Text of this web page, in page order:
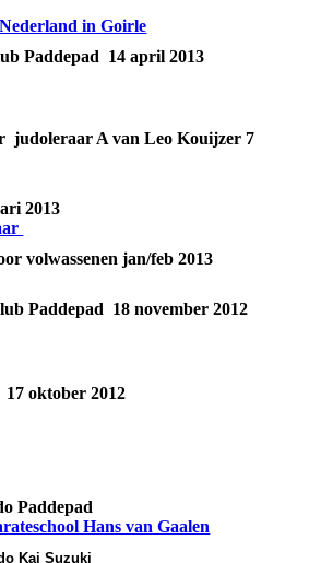
in Goirle
Paddepad 14 april 2013
judoleraar A van Leo Kouijzer 7
2013
volwassenen jan/feb 2013
Paddepad 18 november 2012
oktober 2012
Paddepad
Hans van Gaalen
Kai Suzuki